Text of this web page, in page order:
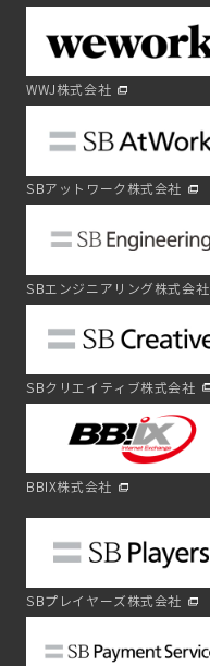
WWJ株式会社
SBアットワーク株式会社
SBエンジニアリング株式会社
SBクリエイティブ株式会社
BBIX株式会社
SBプレイヤーズ株式会社